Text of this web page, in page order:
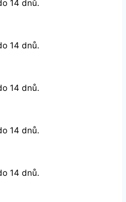
14 dnů.
14 dnů.
14 dnů.
14 dnů.
14 dnů.